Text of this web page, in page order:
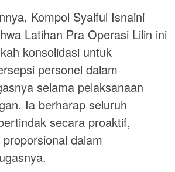
Kompol Syaiful Isnaini
Latihan Pra Operasi Lilin ini
konsolidasi untuk
personel dalam
selama pelaksanaan
Ia berharap seluruh
secara proaktif,
dalam